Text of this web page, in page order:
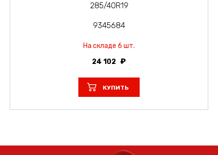
285/40R19
9345684
На складе 6 шт.
24 102
КУПИТЬ